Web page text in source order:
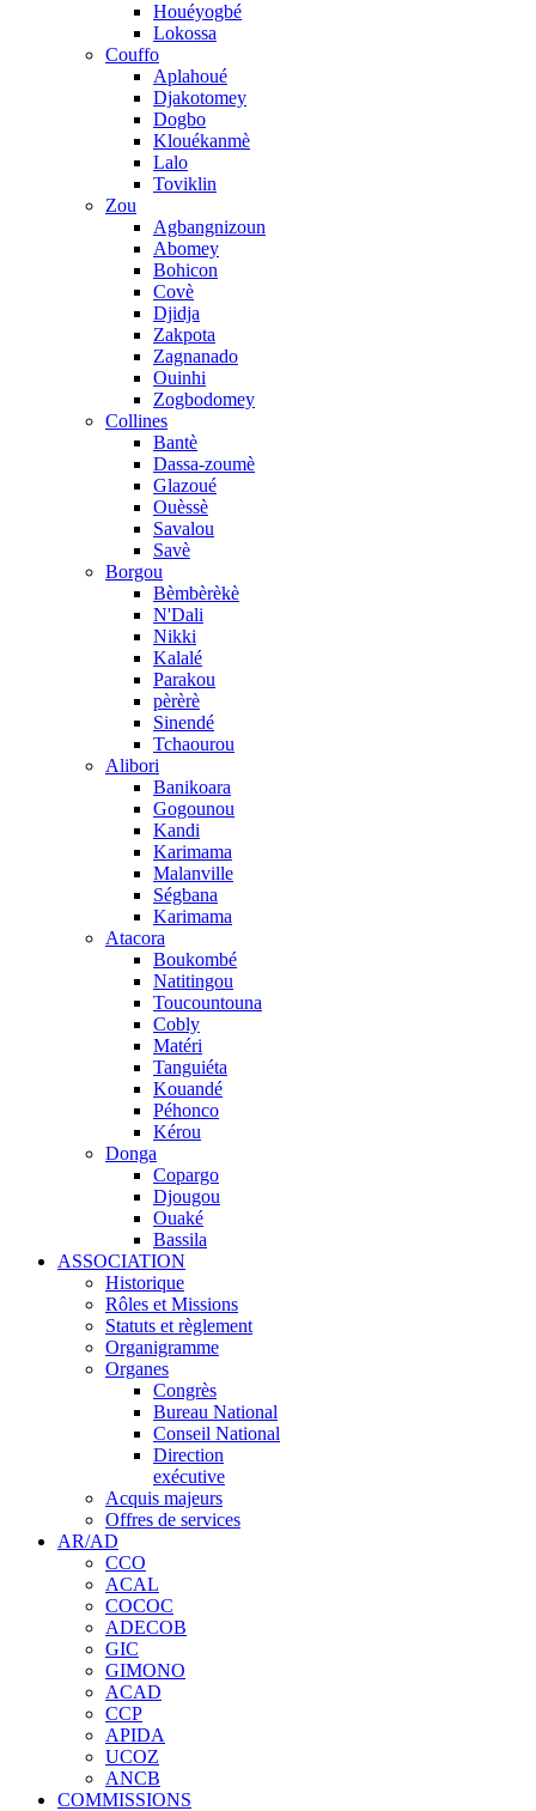
Houéyogbé
Lokossa
Couffo
Aplahoué
Djakotomey
Dogbo
Klouékanmè
Lalo
Toviklin
Zou
Agbangnizoun
Abomey
Bohicon
Covè
Djidja
Zakpota
Zagnanado
Ouinhi
Zogbodomey
Collines
Bantè
Dassa-zoumè
Glazoué
Ouèssè
Savalou
Savè
Borgou
Bèmbèrèkè
N'Dali
Nikki
Kalalé
Parakou
pèrèrè
Sinendé
Tchaourou
Alibori
Banikoara
Gogounou
Kandi
Karimama
Malanville
Ségbana
Karimama
Atacora
Boukombé
Natitingou
Toucountouna
Cobly
Matéri
Tanguiéta
Kouandé
Péhonco
Kérou
Donga
Copargo
Djougou
Ouaké
Bassila
ASSOCIATION
Historique
Rôles et Missions
Statuts et règlement
Organigramme
Organes
Congrès
Bureau National
Conseil National
Direction
exécutive
Acquis majeurs
Offres de services
AR/AD
CCO
ACAL
COCOC
ADECOB
GIC
GIMONO
ACAD
CCP
APIDA
UCOZ
ANCB
COMMISSIONS